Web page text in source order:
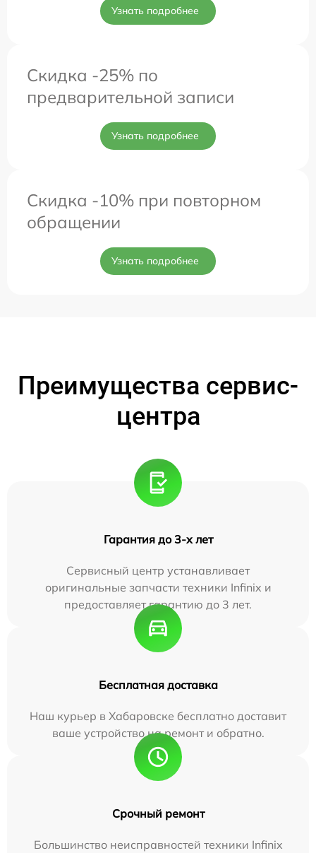
Узнать подробнее
Скидка -25% по
предварительной записи
Узнать подробнее
Скидка -10% при повторном
обращении
Узнать подробнее
Преимущества сервис-
центра
Гарантия до 3-х лет
Сервисный центр устанавливает
оригинальные запчасти техники Infinix и
предоставляет гарантию до 3 лет.
Бесплатная доставка
Наш курьер в Хабаровске бесплатно доставит
ваше устройство на ремонт и обратно.
Срочный ремонт
Большинство неисправностей техники Infinix